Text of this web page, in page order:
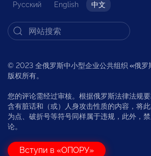
Русский English 中文
© 2023 全俄罗斯中小型企业公共组织 «俄罗
版权所有。
您的评论需经过审核。根据俄罗斯法律法规
含有脏话和（或）人身攻击性质的内容，将
为点、破折号等符号同样属于违规，此外，
论。
Вступи в «ОПОРУ»